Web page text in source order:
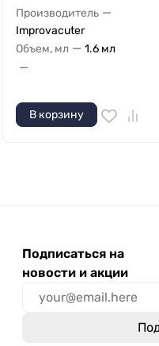
Производитель —
Improvacuter
Объем, мл — 1.6 мл
—
В корзину
Подписаться на
новости и акции